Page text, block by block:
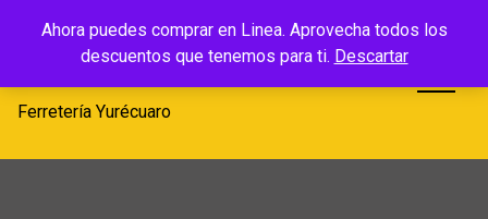
Ahora puedes comprar en Linea. Aprovecha todos los
descuentos que tenemos para ti. Descartar
Ferretería
Yurécuaro
Ferretería Yurécuaro